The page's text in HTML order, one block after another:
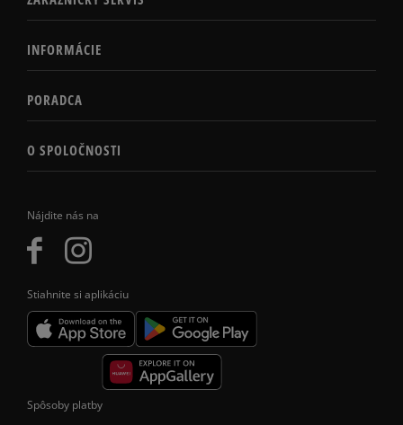
Nájdite nás na
Stiahnite si aplikáciu
INFORMÁCIE
PORADCA
O SPOLOČNOSTI
Spôsoby platby